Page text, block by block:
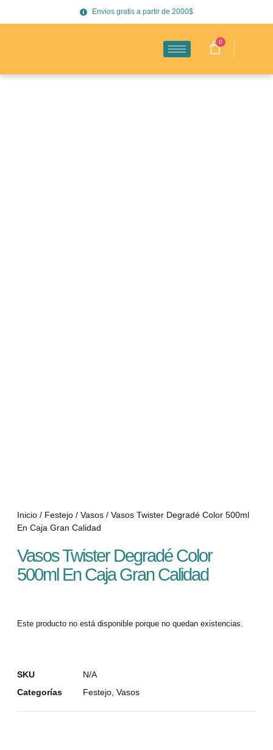
Envios gratis a partir de 2000$
0
Inicio / Festejo / Vasos / Vasos Twister Degradé Color 500ml
En Caja Gran Calidad
Vasos Twister Degradé Color
500ml En Caja Gran Calidad
Este producto no está disponible porque no quedan existencias.
SKU
N/A
Categorías
Festejo Vasos